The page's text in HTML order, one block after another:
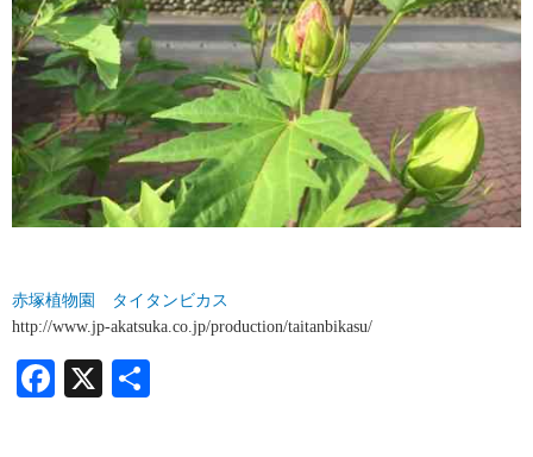
赤塚植物園 タイタンビカス
http://www.jp-akatsuka.co.jp/production/taitanbikasu/
Facebook
X